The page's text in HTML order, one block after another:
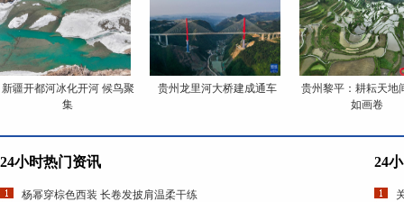
新疆开都河冰化开河 候鸟聚
集
贵州龙里河大桥建成通车
贵州黎平：耕耘天地
如画卷
24小时热门资讯
杨幂穿棕色西装 长卷发披肩温柔干练
24